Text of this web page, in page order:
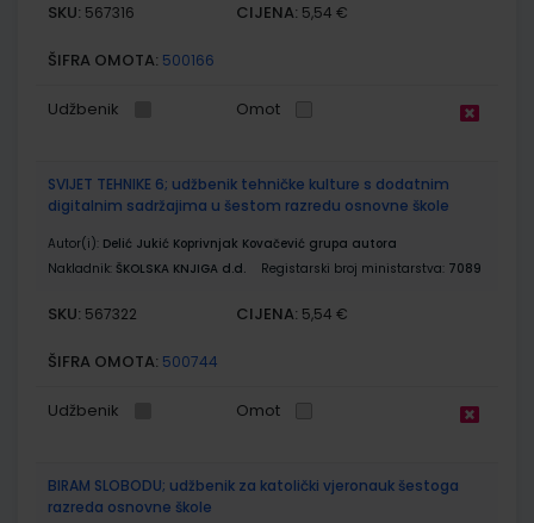
SKU: 567316 CIJENA: 5,54 €
ŠIFRA OMOTA: 500166
Udžbenik Omot
SVIJET TEHNIKE 6; udžbenik tehničke kulture s dodatnim
digitalnim sadržajima u šestom razredu osnovne škole
Autor(i): Delić Jukić Koprivnjak Kovačević grupa autora
Nakladnik: ŠKOLSKA KNJIGA d.d. Registarski broj ministarstva: 7089
SKU: 567322 CIJENA: 5,54 €
ŠIFRA OMOTA: 500744
Udžbenik Omot
BIRAM SLOBODU; udžbenik za katolički vjeronauk šestoga
razreda osnovne škole